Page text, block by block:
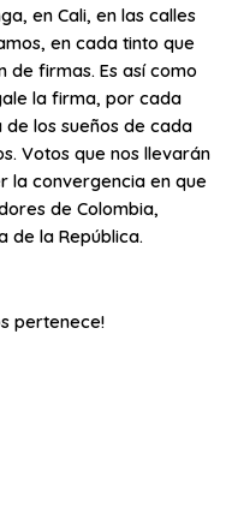
en Cali, en las calles
en cada tinto que
de firmas. Es así como
la firma, por cada
los sueños de cada
Votos que nos llevarán
la convergencia en que
de Colombia,
de la República.
pertenece!